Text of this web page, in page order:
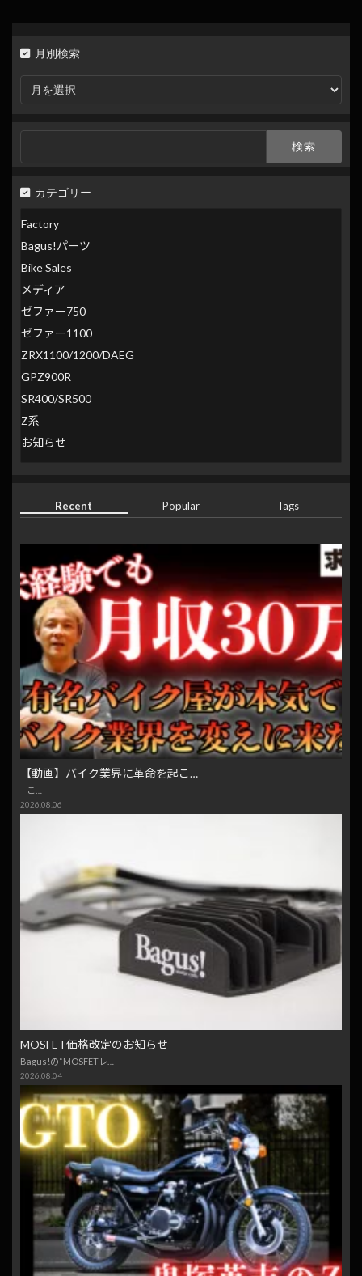
月別検索
月
検
カテゴリー
Factory
Bagus!パーツ
Bike Sales
メディア
ゼファー750
ゼファー1100
ZRX1100/1200/DAEG
GPZ900R
SR400/SR500
Z系
お知らせ
Recent Popular Tags
【動画】バイク業界に革命を起こ…
こ…
2026.08.06
MOSFET価格改定のお知らせ
Bagus!の“MOSFETレ…
2026.08.04